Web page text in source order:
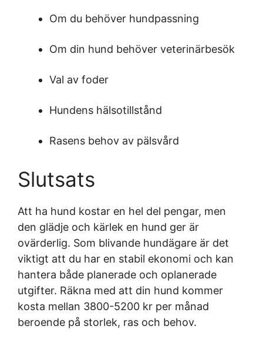
Om du behöver hundpassning
Om din hund behöver veterinärbesök
Val av foder
Hundens hälsotillstånd
Rasens behov av pälsvård
Slutsats
Att ha hund kostar en hel del pengar, men
den glädje och kärlek en hund ger är
ovärderlig. Som blivande hundägare är det
viktigt att du har en stabil ekonomi och kan
hantera både planerade och oplanerade
utgifter. Räkna med att din hund kommer
kosta mellan 3800-5200 kr per månad
beroende på storlek, ras och behov.